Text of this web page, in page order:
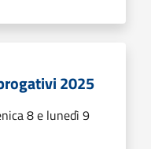
2025
8 e lunedì 9